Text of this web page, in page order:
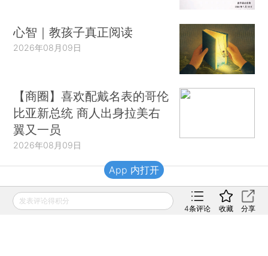
心智｜教孩子真正阅读
2026年08月09日
【商圈】喜欢配戴名表的哥伦
比亚新总统 商人出身拉美右
翼又一员
2026年08月09日
财新移动
发表评论得积分
4条评论 收藏 分享
App 内打开